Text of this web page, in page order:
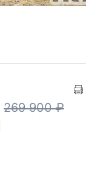
269 900 ₽